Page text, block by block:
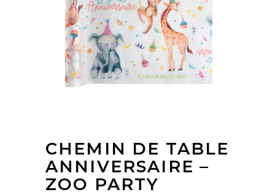
CHEMIN DE TABLE
ANNIVERSAIRE –
ZOO PARTY